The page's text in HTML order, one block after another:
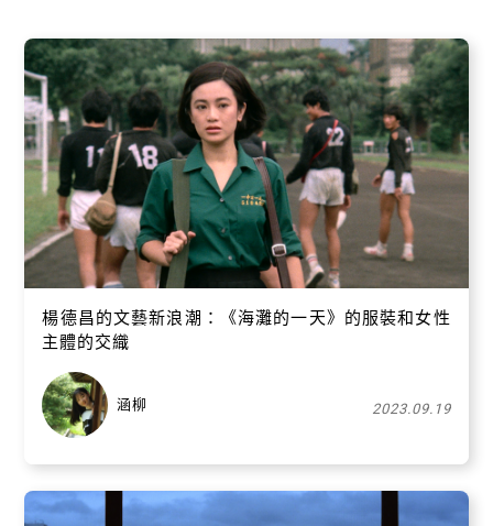
楊德昌的文藝新浪潮：《海灘的一天》的服裝和女性
主體的交織
涵柳 2023.09.19